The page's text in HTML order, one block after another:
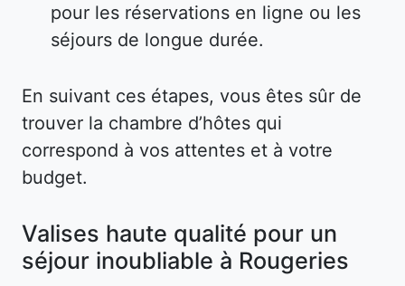
pour les réservations en ligne ou les
séjours de longue durée.
En suivant ces étapes, vous êtes sûr de
trouver la chambre d’hôtes qui
correspond à vos attentes et à votre
budget.
Valises haute qualité pour un
séjour inoubliable à Rougeries